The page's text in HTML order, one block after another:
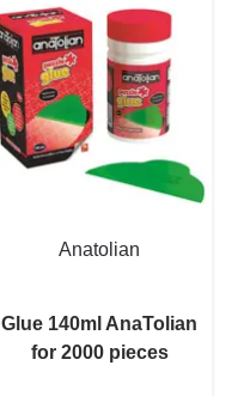
Anatolian
Glue 140ml AnaTolian
for 2000 pieces